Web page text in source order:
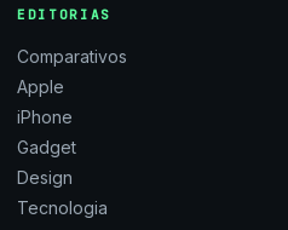
EDITORIAS
Comparativos
Apple
iPhone
Gadget
Design
Tecnologia